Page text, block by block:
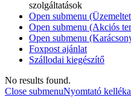
szolgáltatások
Open submenu
Open submenu (Akciós
Open submenu
Foxpost ajánlat
Szállodai kiegészítő
No results found.
Close submenuNyomtató